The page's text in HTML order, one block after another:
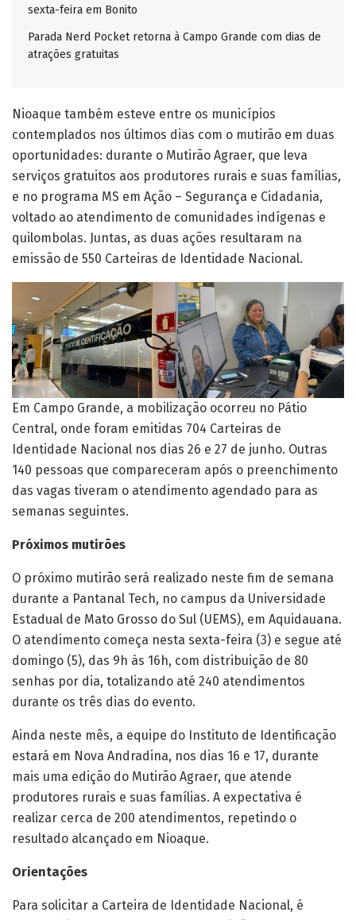
sexta-feira em Bonito
Parada Nerd Pocket retorna à Campo Grande com dias de
atrações gratuitas
Nioaque também esteve entre os municípios
contemplados nos últimos dias com o mutirão em duas
oportunidades: durante o Mutirão Agraer, que leva
serviços gratuitos aos produtores rurais e suas famílias,
e no programa MS em Ação – Segurança e Cidadania,
voltado ao atendimento de comunidades indígenas e
quilombolas. Juntas, as duas ações resultaram na
emissão de 550 Carteiras de Identidade Nacional.
Em Campo Grande, a mobilização ocorreu no Pátio
Central, onde foram emitidas 704 Carteiras de
Identidade Nacional nos dias 26 e 27 de junho. Outras
140 pessoas que compareceram após o preenchimento
das vagas tiveram o atendimento agendado para as
semanas seguintes.
Próximos mutirões
O próximo mutirão será realizado neste fim de semana
durante a Pantanal Tech, no campus da Universidade
Estadual de Mato Grosso do Sul (UEMS), em Aquidauana.
O atendimento começa nesta sexta-feira (3) e segue até
domingo (5), das 9h às 16h, com distribuição de 80
senhas por dia, totalizando até 240 atendimentos
durante os três dias do evento.
Ainda neste mês, a equipe do Instituto de Identificação
estará em Nova Andradina, nos dias 16 e 17, durante
mais uma edição do Mutirão Agraer, que atende
produtores rurais e suas famílias. A expectativa é
realizar cerca de 200 atendimentos, repetindo o
resultado alcançado em Nioaque.
Orientações
Para solicitar a Carteira de Identidade Nacional, é